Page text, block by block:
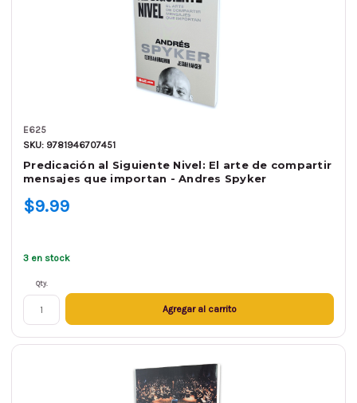
E625
SKU: 9781946707451
Predicación al Siguiente Nivel: El arte de compartir
mensajes que importan - Andres Spyker
$9.99
3 en stock
Qty.
Agregar al carrito